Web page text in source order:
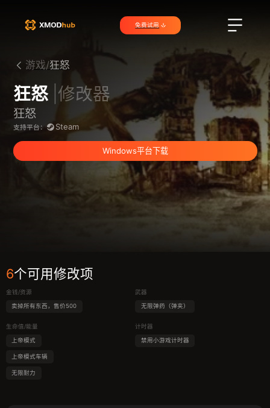
免费试用
游戏/狂怒
狂怒 |修改器
狂怒
支持平台： Steam
Windows平台下载
6个可用修改项
金钱/资源
卖掉所有东西，售价500
生命值/能量
上帝模式
上帝模式车辆
无限耐力
武器
无限弹药（弹夹）
计时器
禁用小游戏计时器